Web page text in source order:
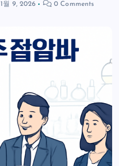
1월 9, 2026 0 Comments